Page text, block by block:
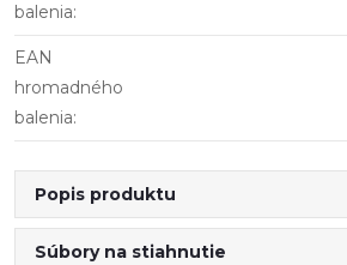
balenia:
EAN
hromadného
balenia:
Popis produktu
Súbory na stiahnutie